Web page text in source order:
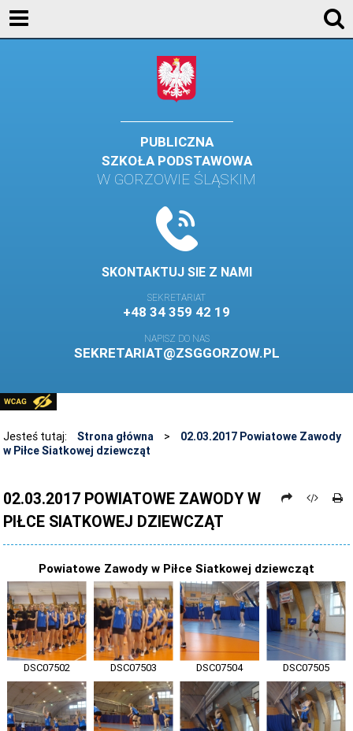
PUBLICZNA
SZKOŁA PODSTAWOWA
W GORZOWIE ŚLĄSKIM
SKONTAKTUJ SIE Z NAMI
SEKRETARIAT
+48 34 359 42 19
NAPISZ DO NAS
SEKRETARIAT@ZSGGORZOW.PL
PLIKI DO POBRANIA
LINKI
ARCHIWUM STRONY
STOSOWANIE TECHNOLOGII TIK - TABLICA INTERAKTYWNA
DANE OSOBOWE
Jesteś tutaj: Strona główna >
02.03.2017 Powiatowe Zawody
w Piłce Siatkowej dziewcząt
02.03.2017 POWIATOWE ZAWODY W
PIŁCE SIATKOWEJ DZIEWCZĄT
Powiatowe Zawody w Piłce Siatkowej dziewcząt
DSC07502 DSC07503 DSC07504 DSC07505